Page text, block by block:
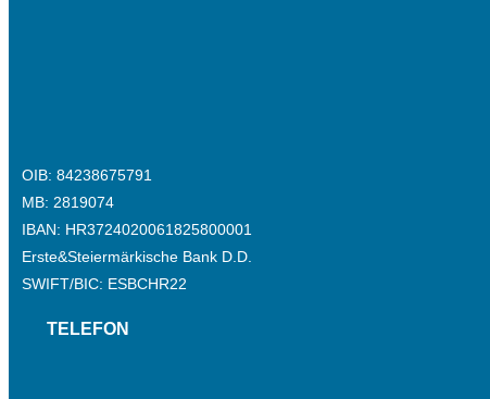
OIB: 84238675791
MB: 2819074
IBAN: HR3724020061825800001
Erste&Steiermärkische Bank D.D.
SWIFT/BIC: ESBCHR22
TELEFON